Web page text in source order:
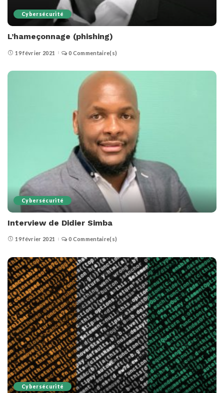
Cybersécurité
L’hameçonnage (phishing)
19 février 2021 0 Commentaire(s)
Cybersécurité
Interview de Didier Simba
19 février 2021 0 Commentaire(s)
Cybersécurité